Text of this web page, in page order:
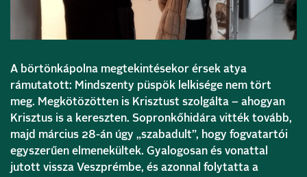
A börtönkápolna megtekintésekor érsek atya
rámutatott: Mindszenty püspök lelkisége nem tört
meg. Megkötözötten is Krisztust szolgálta – ahogyan
Krisztus is a kereszten. Sopronkőhidára vitték tovább,
majd március 28-án úgy „szabadult”, hogy fogvatartói
egyszerűen elmenekültek. Gyalogosan és vonattal
jutott vissza Veszprémbe, és azonnal folytatta a